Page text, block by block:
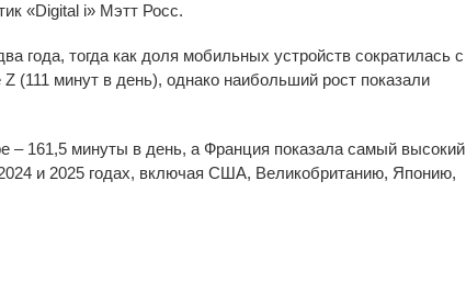
«Digital i» Мэтт Росс.
года, тогда как доля мобильных устройств сократилась с
(111 минут в день), однако наибольший рост показали
161,5 минуты в день, а Франция показала самый высокий
и 2025 годах, включая США, Великобританию, Японию,